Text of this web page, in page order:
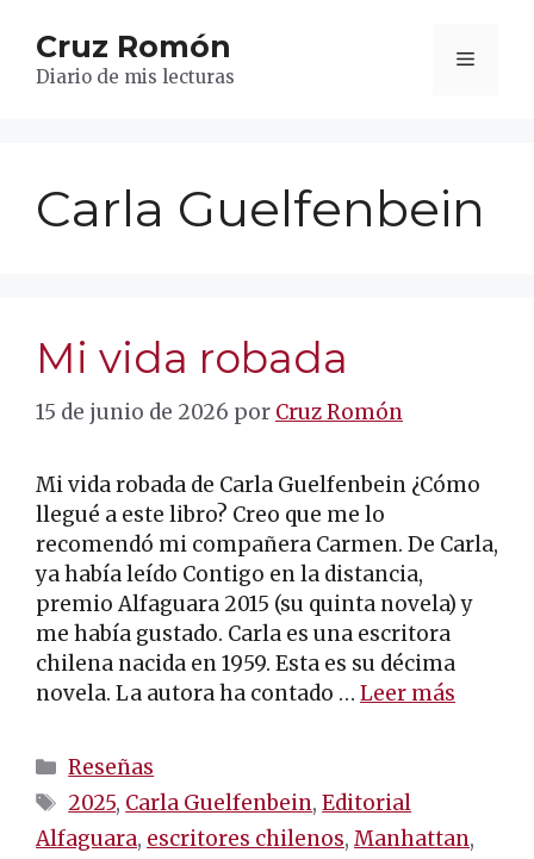
contenido
Cruz Romón
Diario de mis lecturas
Menú
Carla Guelfenbein
Mi vida robada
15 de junio de 2026 por Cruz Romón
Mi vida robada de Carla Guelfenbein ¿Cómo
llegué a este libro? Creo que me lo
recomendó mi compañera Carmen. De Carla,
ya había leído Contigo en la distancia,
premio Alfaguara 2015 (su quinta novela) y
me había gustado. Carla es una escritora
chilena nacida en 1959. Esta es su décima
novela. La autora ha contado … Leer más
Categorías
Reseñas
Etiquetas
2025, Carla Guelfenbein,Editorial
Alfaguara, escritores chilenos, Manhattan,